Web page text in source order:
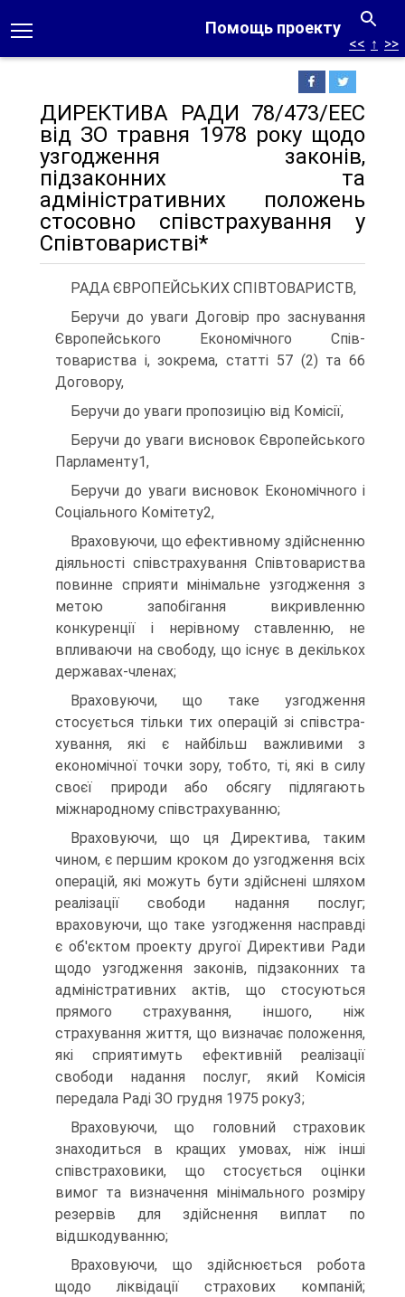
Помощь проекту
<< ↑ >>
ДИРЕКТИВА РАДИ 78/473/ЕЕС
від ЗО травня 1978 року щодо
узгодження законів,
підзаконних та
адміністративних положень
стосовно співстрахування у
Співтоваристві*
РАДА ЄВРОПЕЙСЬКИХ СПІВТОВАРИСТВ,
Беручи до уваги Договір про заснування
Європейського Економічного Спів­
товариства і, зокрема, статті 57 (2) та 66
Договору,
Беручи до уваги пропозицію від Комісії,
Беручи до уваги висновок Європейського
Парламенту1,
Беручи до уваги висновок Економічного і
Соціального Комітету2,
Враховуючи, що ефективному здійсненню
діяльності співстрахування Спів­товариства
повинне сприяти мінімальне узгодження з
метою запобігання ви­кривленню
конкуренції і нерівному ставленню, не
впливаючи на свободу, що існує в декількох
державах-членах;
Враховуючи, що таке узгодження
стосується тільки тих операцій зі співстра­
хування, які є найбільш важливими з
економічної точки зору, тобто, ті, які в силу
своєї природи або обсягу підлягають
міжнародному співстрахуванню;
Враховуючи, що ця Директива, таким
чином, є першим кроком до узго­дження всіх
операцій, які можуть бути здійснені шляхом
реалізації свободи надання послуг;
враховуючи, що таке узгодження насправді
є об'єктом проекту другої Директиви Ради
щодо узгодження законів, підзаконних та
адміністрати­вних актів, що стосуються
прямого страхування, іншого, ніж
страхування жит­тя, що визначає положення,
які сприятимуть ефективній реалізації
свободи надання послуг, який Комісія
передала Раді ЗО грудня 1975 року3;
Враховуючи, що головний страховик
знаходиться в кращих умовах, ніж інші
співстраховики, що стосується оцінки
вимог та визначення мінімального роз­міру
резервів для здійснення виплат по
відшкодуванню;
Враховуючи, що здійснюється робота
щодо ліквідації страхових компаній;